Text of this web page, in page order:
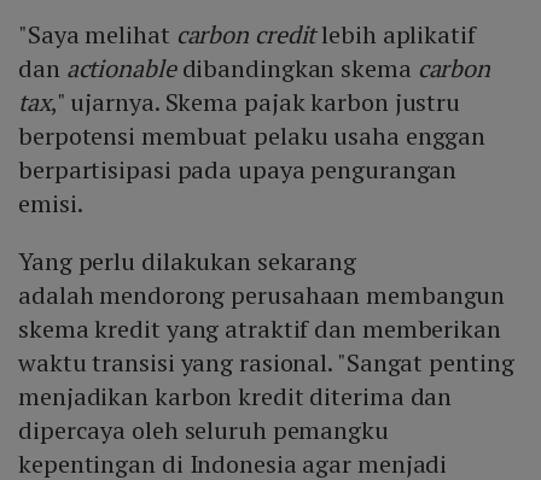
"Saya melihat carbon creditlebih aplikatif
dan actionabledibandingkan skema carbon
tax," ujarnya. Skema pajak karbon justru
berpotensi membuat pelaku usaha enggan
berpartisipasi pada upaya pengurangan
emisi.
Yang perlu dilakukan sekarang
adalah mendorong perusahaan membangun
skema kredit yang atraktif dan memberikan
waktu transisi yang rasional. "Sangat penting
menjadikan karbon kredit diterima dan
dipercaya oleh seluruh pemangku
kepentingan di Indonesia agar menjadi